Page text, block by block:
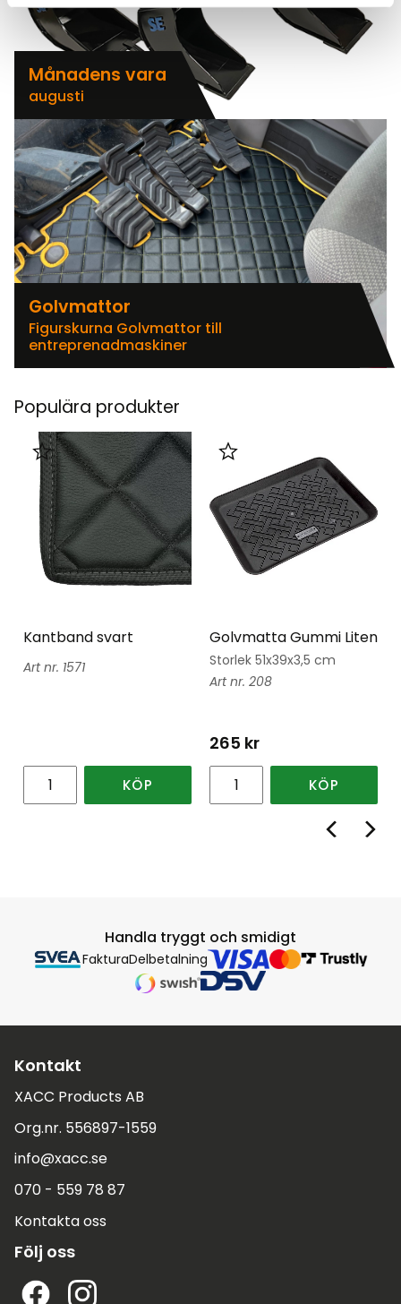
Månadens vara
augusti
Golvmattor
Figurskurna Golvmattor till
entreprenadmaskiner
Populära produkter
Kantband svart
1571
Lägg till i favoriter
KÖP
Golvmatta Gummi Liten
Storlek 51x39x3,5 cm
208
265 kr
Lägg till i favoriter
KÖP
Handla tryggt och smidigt
FakturaDelbetalning
Kontakt
XACC Products AB
Org.nr. 556897-1559
info@xacc.se
070 - 559 78 87
Kontakta oss
Följ oss